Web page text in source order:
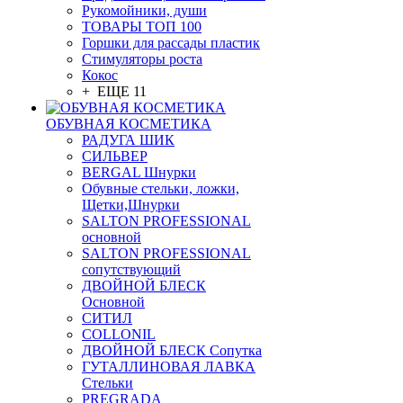
Рукомойники, души
ТОВАРЫ ТОП 100
Горшки для рассады пластик
Стимуляторы роста
Кокос
+ ЕЩЕ 11
ОБУВНАЯ КОСМЕТИКА
РАДУГА ШИК
СИЛЬВЕР
BERGAL Шнурки
Обувные стельки, ложки,
Щетки,Шнурки
SALTON PROFESSIONAL
основной
SALTON PROFESSIONAL
сопутствующий
ДВОЙНОЙ БЛЕСК
Основной
СИТИЛ
COLLONIL
ДВОЙНОЙ БЛЕСК Сопутка
ГУТАЛЛИНОВАЯ ЛАВКА
Стельки
PREGRADA